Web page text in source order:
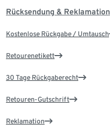
Rücksendung & Reklamation
Kostenlose Rückgabe / Umtausch
Retourenetikett
30 Tage Rückgaberecht
Retouren-Gutschrift
Reklamation